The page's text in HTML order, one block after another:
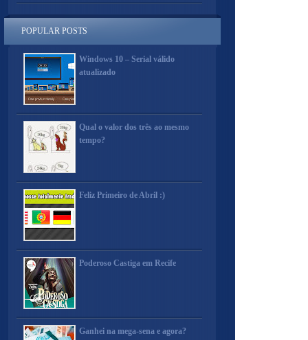
POPULAR POSTS
Windows 10 – Serial válido
atualizado
Qual o valor dos três ao mesmo
tempo?
Feliz Primeiro de Abril :)
Poderoso Castiga em Recife
Ganhei na mega-sena e agora?